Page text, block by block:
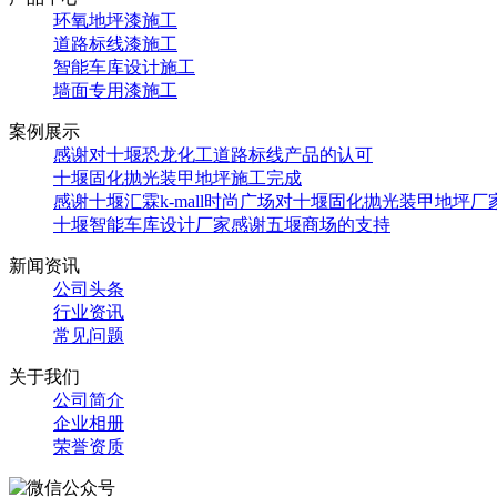
环氧地坪漆施工
道路标线漆施工
智能车库设计施工
墙面专用漆施工
案例展示
感谢对十堰恐龙化工道路标线产品的认可
十堰固化抛光装甲地坪施工完成
感谢十堰汇霖k-mall时尚广场对十堰固化抛光装甲地坪厂
十堰智能车库设计厂家感谢五堰商场的支持
新闻资讯
公司头条
行业资讯
常见问题
关于我们
公司简介
企业相册
荣誉资质